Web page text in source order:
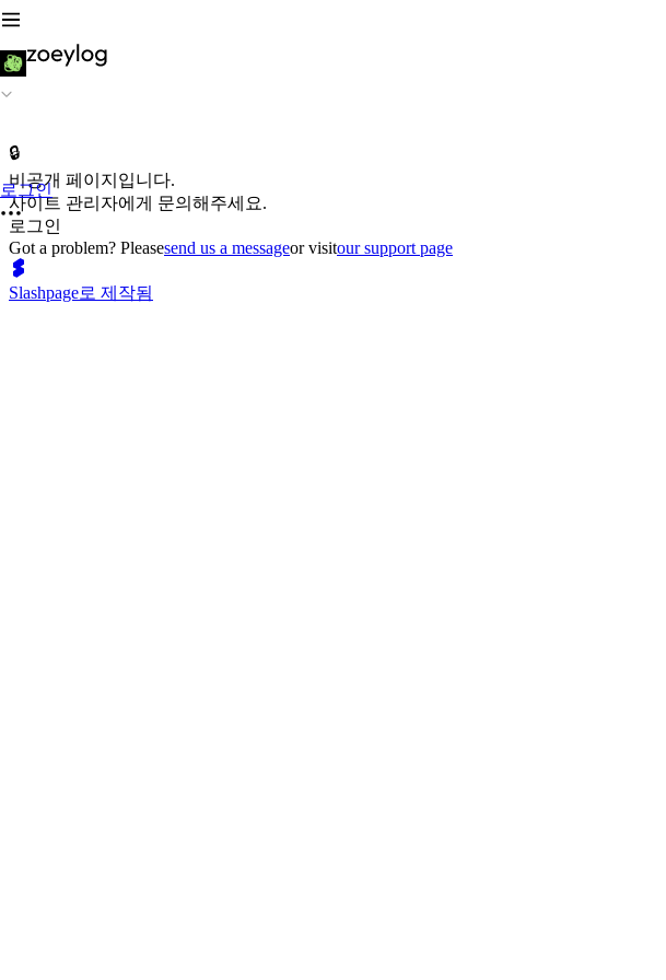
로그인
🔒
비공개 페이지입니다.
사이트 관리자에게 문의해주세요.
로그인
Got a problem? Pleasesend us a messageor visitour support page
Slashpage로 제작됨